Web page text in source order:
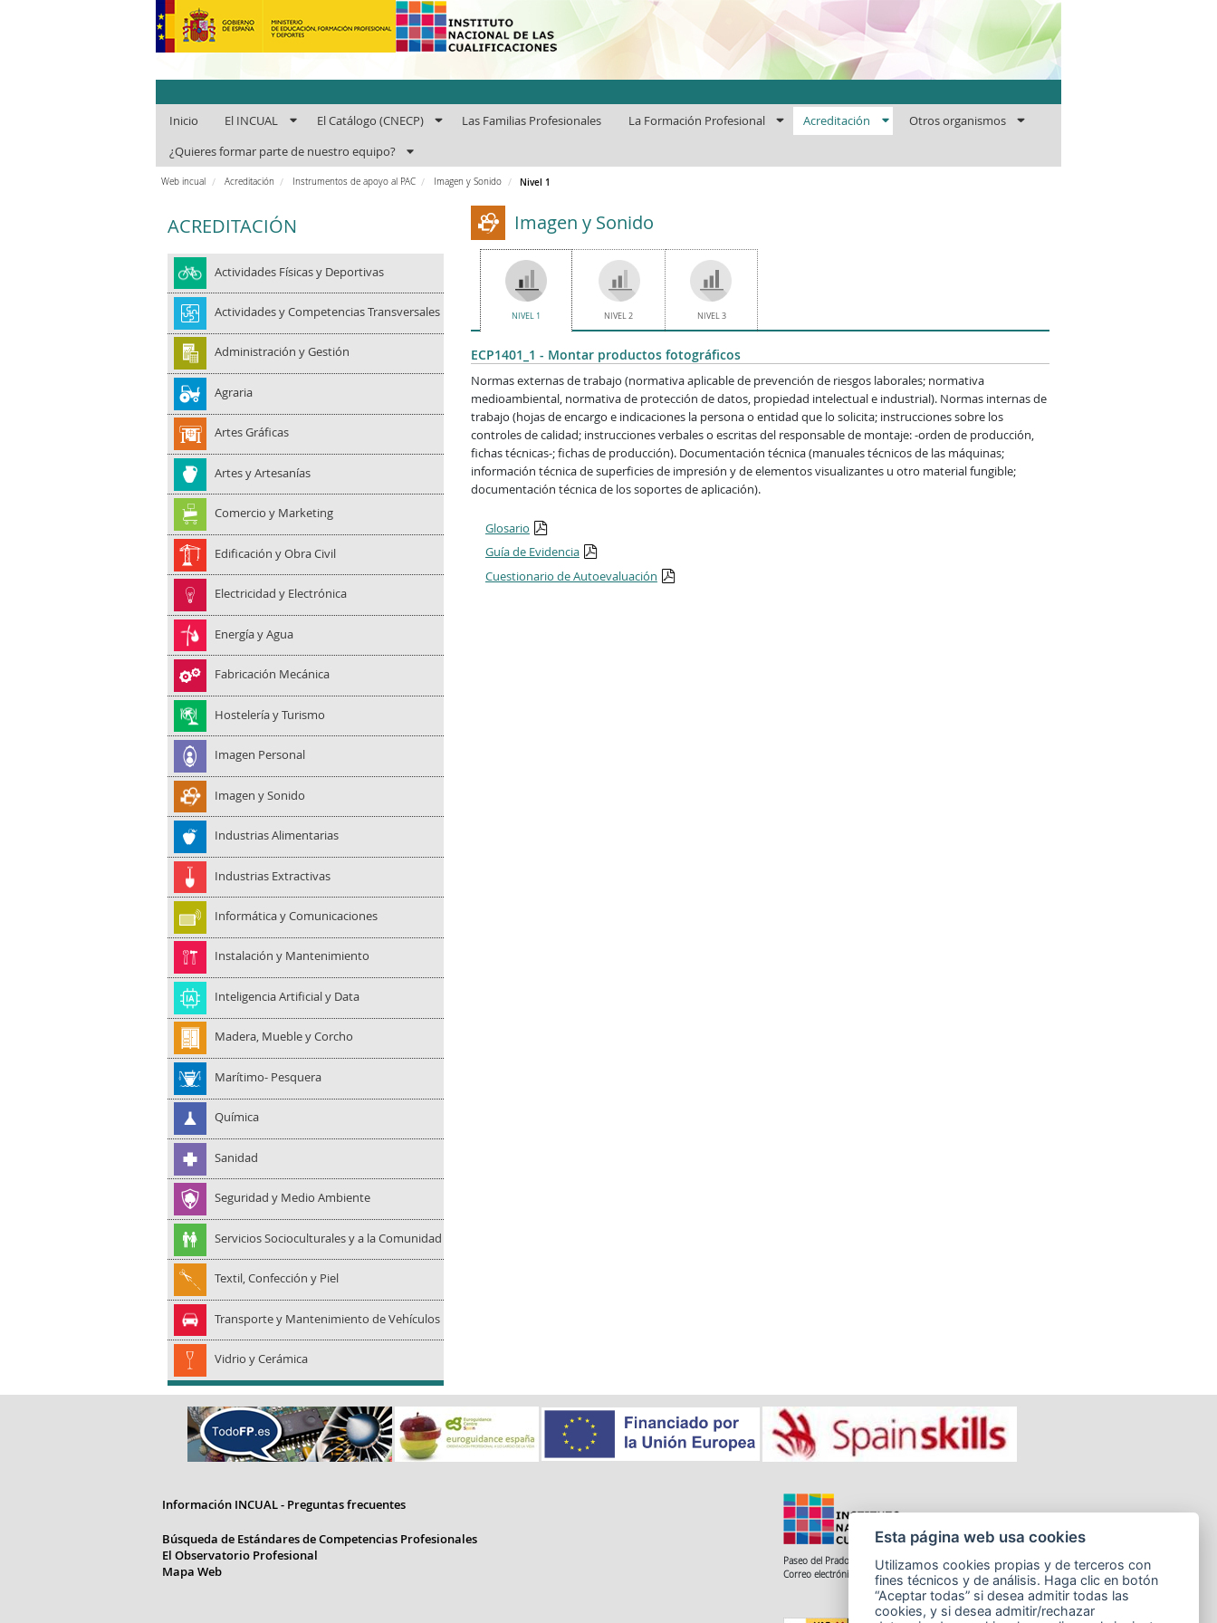
INCUAl - Instituto Nacional de las Cualificaciones
Inicio El INCUAL El Catálogo (CNECP) Las Familias Profesionales La Formación Profesional Acreditación Otros organismos
¿Quieres formar parte de nuestro equipo?
Web incual Acreditación Instrumentos de apoyo al PAC Imagen y Sonido Nivel 1
ACREDITACIÓN
Actividades Físicas y Deportivas
Actividades y Competencias Transversales
Administración y Gestión
Agraria
Artes Gráficas
Artes y Artesanías
Comercio y Marketing
Edificación y Obra Civil
Electricidad y Electrónica
Energía y Agua
Fabricación Mecánica
Hostelería y Turismo
Imagen Personal
Imagen y Sonido
Industrias Alimentarias
Industrias Extractivas
Informática y Comunicaciones
Instalación y Mantenimiento
Inteligencia Artificial y Data
Madera, Mueble y Corcho
Marítimo- Pesquera
Química
Sanidad
Seguridad y Medio Ambiente
Servicios Socioculturales y a la Comunidad
Textil, Confección y Piel
Transporte y Mantenimiento de Vehículos
Vidrio y Cerámica
Imagen y Sonido
NIVEL 1 NIVEL 2 NIVEL 3
ECP1401_1 - Montar productos fotográficos
Normas externas de trabajo (normativa aplicable de prevención de riesgos laborales; normativa
medioambiental, normativa de protección de datos, propiedad intelectual e industrial). Normas internas de
trabajo (hojas de encargo e indicaciones la persona o entidad que lo solicita; instrucciones sobre los
controles de calidad; instrucciones verbales o escritas del responsable de montaje: -orden de producción,
fichas técnicas-; fichas de producción). Documentación técnica (manuales técnicos de las máquinas;
información técnica de superficies de impresión y de elementos visualizantes u otro material fungible;
documentación técnica de los soportes de aplicación).
Glosario
Guía de Evidencia
Cuestionario de Autoevaluación
Información INCUAL - Preguntas frecuentes
Búsqueda de Estándares de Competencias Profesionales
El Observatorio Profesional
Mapa Web
Paseo del Prado 28, 1ª Planta - 28014 Madrid
Correo electrónico: informacion.incual@educacion.gob.es
Esta página web usa cookies
Utilizamos cookies propias y de terceros con
fines técnicos y de análisis. Haga clic en botón
“Aceptar todas” si desea admitir todas las
cookies, y si desea admitir/rechazar